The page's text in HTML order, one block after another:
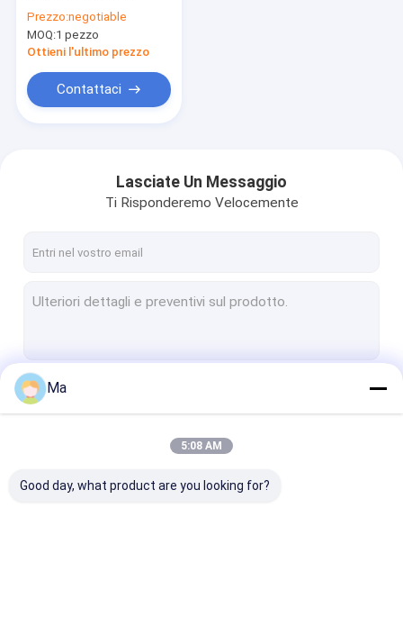
MACOR, LAVORATO
CON GLI STRUMENTI
METALLURGICI
Prezzo:negotiable
MOQ:1 pezzo
Ottieni l'ultimo prezzo
Contattaci
Lasciate Un Messaggio
Ti Risponderemo Velocemente
Ma
5:08 AM
Good day, what product are you looking for?